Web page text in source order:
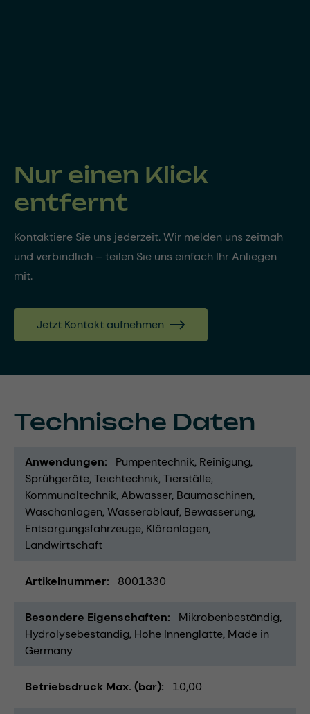
Nur einen Klick
entfernt
Kontaktiere Sie uns jederzeit. Wir melden uns zeitnah
und verbindlich – teilen Sie uns einfach Ihr Anliegen
mit.
Jetzt Kontakt aufnehmen
Technische Daten
Anwendungen Pumpentechnik Reinigung
Sprühgeräte Teichtechnik Tierställe
Kommunaltechnik Abwasser Baumaschinen
Waschanlagen Wasserablauf Bewässerung
Entsorgungsfahrzeuge Kläranlagen
Landwirtschaft
Artikelnummer 8001330
Besondere Eigenschaften
Mikrobenbeständig
Hydrolysebeständig Hohe Innenglätte Made in
Germany
Betriebsdruck Max. (bar) 10,00